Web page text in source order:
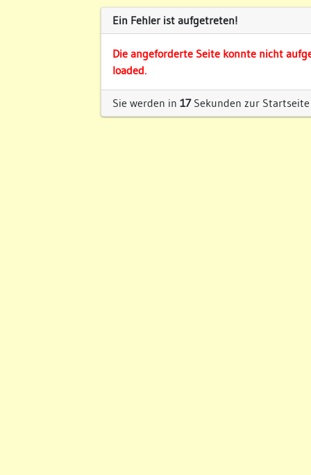
Ein Fehler ist aufgetreten!
Die angeforderte Seite konnte nicht
loaded.
Sie werden in 17Sekunden zur